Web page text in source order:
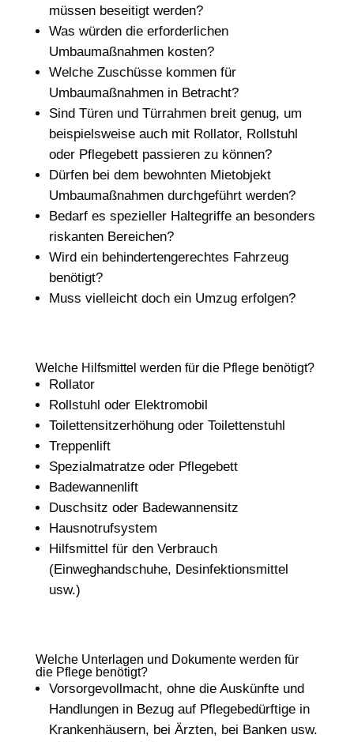
müssen beseitigt werden?
Was würden die erforderlichen
Umbaumaßnahmen kosten?
Welche Zuschüsse kommen für
Umbaumaßnahmen in Betracht?
Sind Türen und Türrahmen breit genug, um
beispielsweise auch mit Rollator, Rollstuhl
oder Pflegebett passieren zu können?
Dürfen bei dem bewohnten Mietobjekt
Umbaumaßnahmen durchgeführt werden?
Bedarf es spezieller Haltegriffe an besonders
riskanten Bereichen?
Wird ein behindertengerechtes Fahrzeug
benötigt?
Muss vielleicht doch ein Umzug erfolgen?
Welche Hilfsmittel werden für die Pflege benötigt?
Rollator
Rollstuhl oder Elektromobil
Toilettensitzerhöhung oder Toilettenstuhl
Treppenlift
Spezialmatratze oder Pflegebett
Badewannenlift
Duschsitz oder Badewannensitz
Hausnotrufsystem
Hilfsmittel für den Verbrauch
(Einweghandschuhe, Desinfektionsmittel
usw.)
Welche Unterlagen und Dokumente werden für
die Pflege benötigt?
Vorsorgevollmacht, ohne die Auskünfte und
Handlungen in Bezug auf Pflegebedürftige in
Krankenhäusern, bei Ärzten, bei Banken usw.